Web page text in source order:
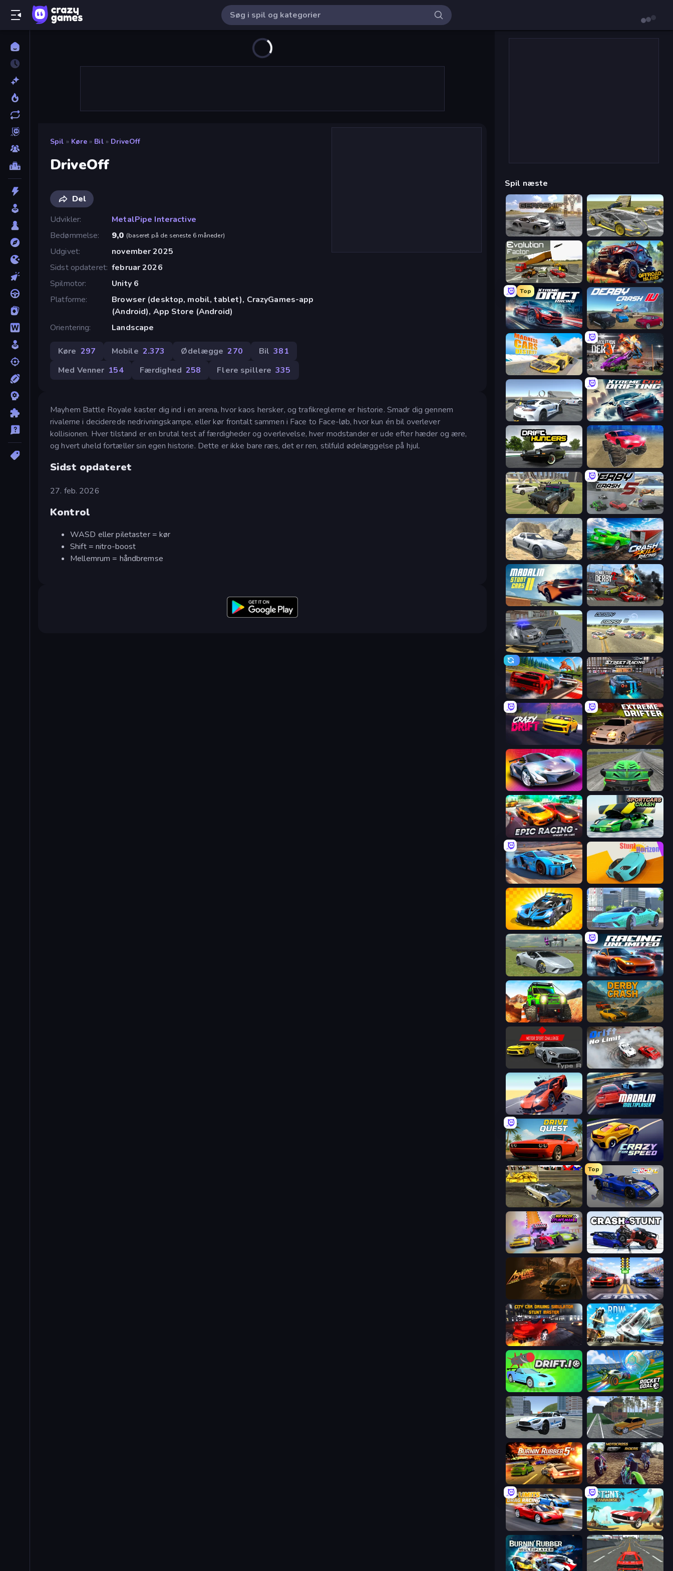
Spil » Køre » Bil » DriveOff
DriveOff
Del
Udvikler
MetalPipe Interactive
Bedømmelse
9,0 (baseret på de seneste 6 måneder)
Udgivet
november 2025
Sidst opdateret februar 2026
Spilmotor
Unity 6
Platforme
Browser (desktop, mobil, tablet), CrazyGames-app
(Android), App Store (Android)
Orientering
Landscape
Køre 297 Mobile 2.373 Ødelægge 270 Bil 381
Med Venner 154 Færdighed 258 Flere spillere 335
Mayhem Battle Royale kaster dig ind i en arena, hvor kaos hersker, og trafikreglerne er historie. Smadr dig gennem
rivalerne i deciderede nedrivningskampe, eller kør frontalt sammen i Face to Face-løb, hvor kun én bil overlever
kollisionen. Hver tilstand er en brutal test af færdigheder og overlevelse, hver modstander er ude efter hæder og ære,
og hvert uheld fortæller sin egen historie. Dette er ikke bare ræs, det er ren, stilfuld ødelæggelse på hjul.
Sidst opdateret
27. feb. 2026
Kontrol
WASD eller piletaster = kør
Shift = nitro-boost
Mellemrum = håndbremse
Spil næste
Gearshift One Wrong Way
Evolution Factor Offroad Island
Top
Xtreme DRIFT Racing Derby Crash 4
Madness Cars Destroy Demolition Derby 3
Xtreme City Drifting
Drift Hunters
4x4 Offroader Derby Crash 5
Derby Crash 2 Crash Skill Racing
Madalin Stunt Cars 2 Demolition Derby 2
RCC City Racing Derby Crash 3
Racing: Online!
Crazy Drift Extreme Drifter
Grand Cyber City Speed Racing Pro 2
Epic Racing - Descent on Cars Sportcars Crash
Real Cars in City Stunt Horizon
GT Cars Mega Ramps Real City Driver
Sports Cars Driver Racing Unlimited
Offroad Life 3D Derby Crash
Motor Sport Challenge Type R Drift No Limit
Hyper Cars Ramp Crash
Drive Quest Crazy for Speed
Crazy Car Stunts 3D
Top
Circuit Racing
MR RACER Stunt Mania Crash & Stunt
Street Racer 2
Real Drift World
Drift.io RocketGoal.io
Crazy Stunt Cars 2 Obby: Car Crash Sandbox
Burnin' Rubber 5 XS MotoCross Riders
No Limits: Drag Racing Stunt Paradise